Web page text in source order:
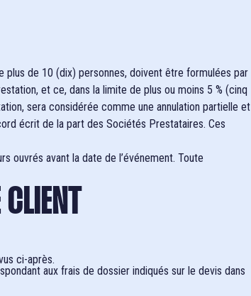
plus de 10 (dix) personnes, doivent être formulées par
et ce, dans la limite de plus ou moins 5 % (cinq
sera considérée comme une annulation partielle et
écrit de la part des Sociétés Prestataires. Ces
ouvrés avant la date de l’événement. Toute
ci-après.
aux frais de dossier indiqués sur le devis dans